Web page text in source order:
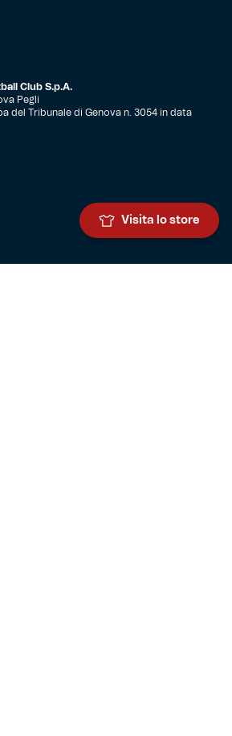
Club S.p.A.
Pegli
del Tribunale di Genova n. 3054 in data
Visita lo store